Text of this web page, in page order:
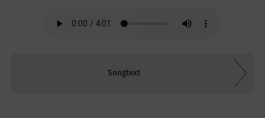
Songtext